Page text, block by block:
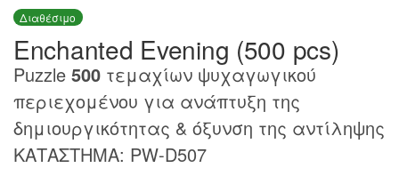
Διαθέσιμο
Enchanted Evening (500 pcs)
Puzzle 500 τεμαχίων ψυχαγωγικού
περιεχομένου για ανάπτυξη της
δημιουργικότητας & όξυνση της αντίληψης
ΚΑΤΑΣΤΗΜΑ: PW-D507